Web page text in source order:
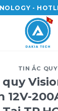
-
TIN ẮC QUY
12V-